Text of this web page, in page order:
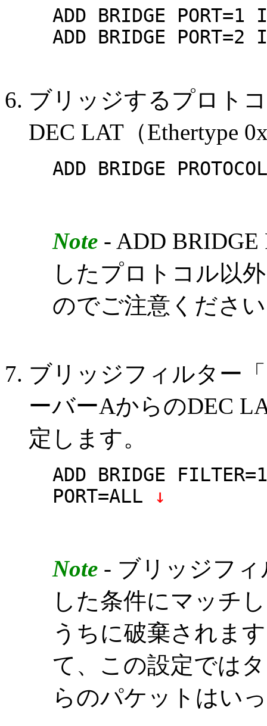
ADD BRIDGE PORT=1
ADD BRIDGE PORT=2
ブリッジするプロト
DEC LAT（Ethertype
ADD BRIDGE
Note - ADD
したプロトコル以
のでご注意くださ
ブリッジフィルター
ーバーAからのDEC
定します。
ADD BRIDGE
PORT=ALL ↓
Note - ブリッジフ
した条件にマッチ
うちに破棄されま
て、この設定では
らのパケットはい